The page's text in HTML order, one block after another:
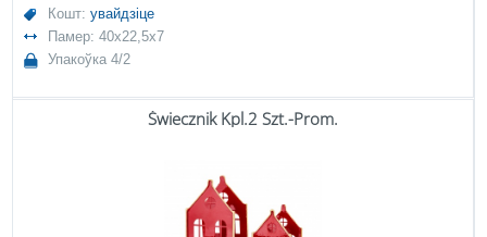
Кошт:увайдзіце
Памер: 40x22,5x7
Упакоўка 4/2
Świecznik Kpl.2 Szt.-Prom.